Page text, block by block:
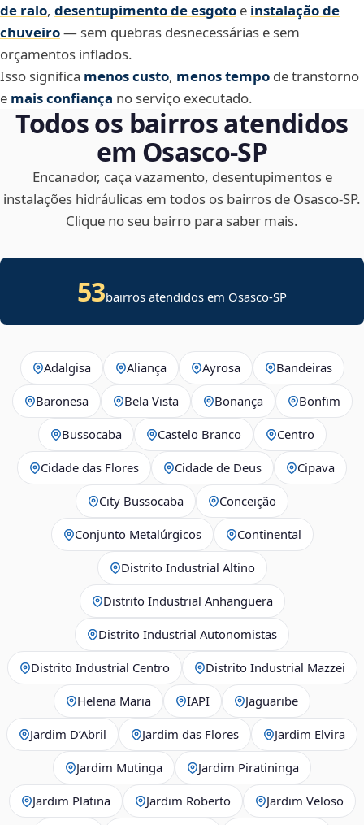
de ralo, desentupimento de esgoto e instalação de
chuveiro— sem quebras desnecessárias e sem
orçamentos inflados.
Isso significa menos custo, menos tempo de transtorno
e mais confiança no serviço executado.
Todos os bairros atendidos
em Osasco‑SP
Encanador, caça vazamento, desentupimentos e
instalações hidráulicas em todos os bairros de Osasco‑SP.
Clique no seu bairro para saber mais.
53bairros atendidos em Osasco-SP
Adalgisa Aliança Ayrosa Bandeiras
Baronesa Bela Vista Bonança Bonfim
Bussocaba Castelo Branco Centro
Cidade das Flores Cidade de Deus Cipava
City Bussocaba Conceição
Conjunto Metalúrgicos Continental
Distrito Industrial Altino
Distrito Industrial Anhanguera
Distrito Industrial Autonomistas
Distrito Industrial Centro Distrito Industrial Mazzei
Helena Maria IAPI Jaguaribe
Jardim D’Abril Jardim das Flores Jardim Elvira
Jardim Mutinga Jardim Piratininga
Jardim Platina Jardim Roberto Jardim Veloso